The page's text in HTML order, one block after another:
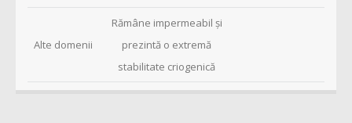
Alte domenii
Rămâne impermeabil şi
prezintă o extremă
stabilitate criogenică